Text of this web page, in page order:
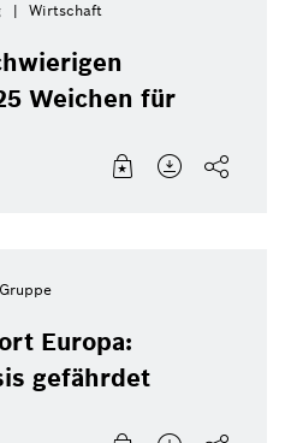
Wirtschaft
Weichen für
Europa:
gefährdet